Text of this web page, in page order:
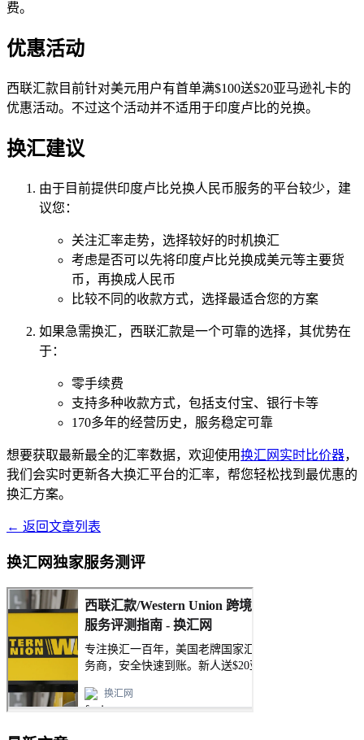
费。
优惠活动
西联汇款目前针对美元用户有首单满$100送$20亚马逊礼卡的
优惠活动。不过这个活动并不适用于印度卢比的兑换。
换汇建议
由于目前提供印度卢比兑换人民币服务的平台较少，建
议您：
关注汇率走势，选择较好的时机换汇
考虑是否可以先将印度卢比兑换成美元等主要货
币，再换成人民币
比较不同的收款方式，选择最适合您的方案
如果急需换汇，西联汇款是一个可靠的选择，其优势在
于：
零手续费
支持多种收款方式，包括支付宝、银行卡等
170多年的经营历史，服务稳定可靠
想要获取最新最全的汇率数据，欢迎使用换汇网实时比价器，
我们会实时更新各大换汇平台的汇率，帮您轻松找到最优惠的
换汇方案。
← 返回文章列表
换汇网独家服务测评